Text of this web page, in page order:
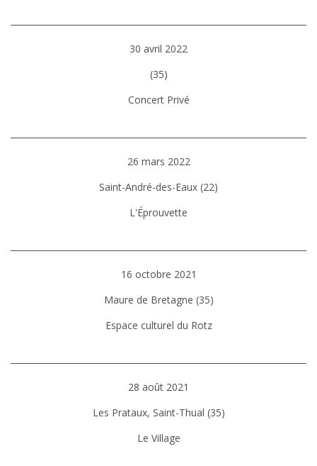
30 avril 2022
(35)
Concert Privé
26 mars 2022
Saint-André-des-Eaux (22)
L'Éprouvette
16 octobre 2021
Maure de Bretagne (35)
Espace culturel du Rotz
28 août 2021
Les Prataux, Saint-Thual (35)
Le Village